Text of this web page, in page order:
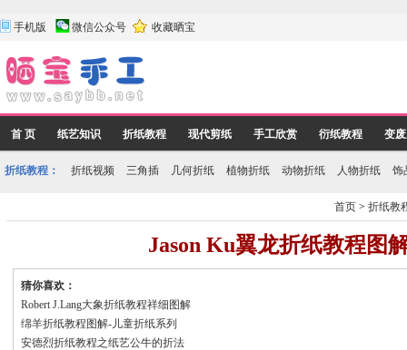
手机版 微信公众号 收藏晒宝
首 页 纸艺知识 折纸教程 现代剪纸 手工欣赏 衍纸教程 变
折纸教程： 折纸视频 三角插 几何折纸 植物折纸 动物折纸 人物折纸 饰
首页 >折纸教
Jason Ku翼龙折纸教程图
猜你喜欢：
Robert J.Lang大象折纸教程祥细图解
绵羊折纸教程图解-儿童折纸系列
安德烈折纸教程之纸艺公牛的折法